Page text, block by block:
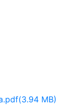
(3.94 MB)